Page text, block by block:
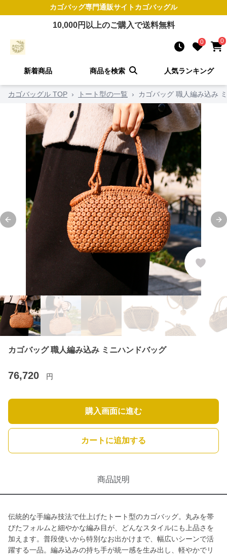
カゴバッグ専門通販サイトカゴバッグル
10,000円以上のご購入で送料無料
0 0
新着商品 商品を検索 人気ランキング
カゴバッグル TOP › トート型の一覧 › カゴバッグ 職人編み込み
Previous slide
カゴバッグ 職人編み込み ミニハンドバッグ
76,720 円
購入画面に進む
カートに追加する
商品説明
伝統的な手編み技法で仕上げたトート型のカゴバッグ。丸みを帯
びたフォルムと細やかな編み目が、どんなスタイルにも上品さを
加えます。普段使いから特別なお出かけまで、幅広いシーンで活
躍する一品。編み込みの持ち手が統一感を生み出し、軽やかでリ